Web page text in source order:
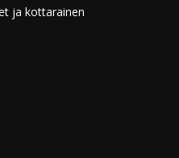
ja kottarainen